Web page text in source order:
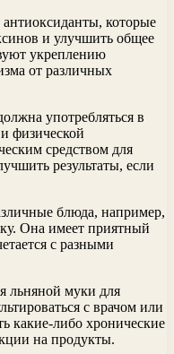
которые
и улучшить общее
укреплению
от различных
употребляться в
физической
средством для
результаты, если
блюда, например,
Она имеет приятный
с разными
льняной муки для
с врачом или
какие-либо хронические
на продукты.